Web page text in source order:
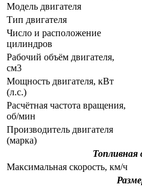
Модель двигателя
Тип двигателя
Число и расположение
цилиндров
Рабочий объём двигателя,
см3
Мощность двигателя, кВт
(л.с.)
Расчётная частота вращения,
об/мин
Производитель двигателя
(марка)
Топливная
Максимальная скорость, км/ч